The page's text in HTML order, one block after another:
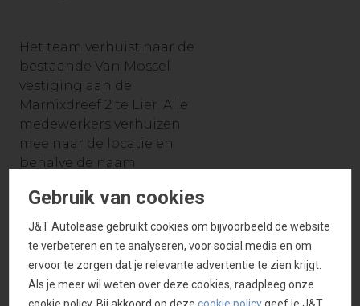
Het team verhuist naar de
bestaande Van Mossel
vestiging aan de
Marnixdreef 2 te Lier. Alle
medewerkers verhuizen
mee naar de locatie en
behalve de naam
de klanten.
Vervloet werd opgericht
in 1985 door Paul Vervloet.
Een bestaande garage
met werkplaats aan de
Gebruik van cookies
J&T Autolease gebruikt cookies om bijvoorbeeld de website
te verbeteren en te analyseren, voor social media en om
ervoor te zorgen dat je relevante advertentie te zien krijgt.
Als je meer wil weten over deze cookies, raadpleeg onze